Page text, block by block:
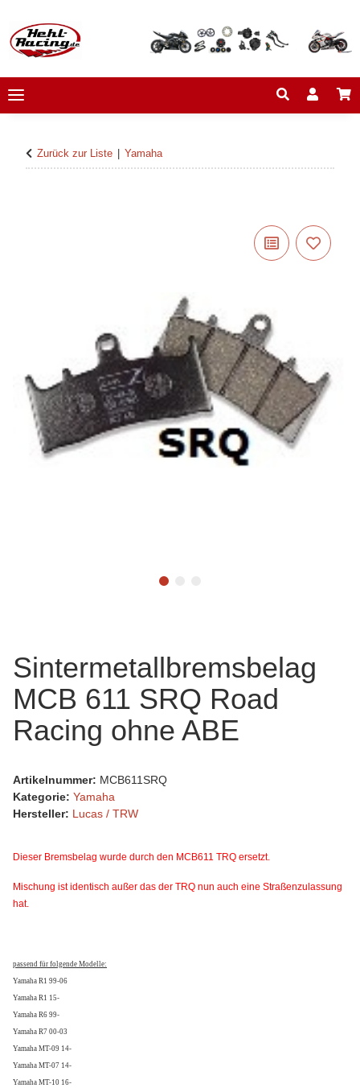
Zurück zur Liste Yamaha
Sintermetallbremsbelag
MCB 611 SRQ Road
Racing ohne ABE
Artikelnummer: MCB611SRQ
Kategorie: Yamaha
Hersteller: Lucas / TRW
Dieser Bremsbelag wurde durch den MCB611 TRQ ersetzt.
Mischung ist identisch außer das der TRQ nun auch eine Straßenzulassung
hat.
passend für folgende Modelle:
Yamaha R1 99-06
Yamaha R1 15-
Yamaha R6 99-
Yamaha R7 00-03
Yamaha MT-09 14-
Yamaha MT-07 14-
Yamaha MT-10 16-